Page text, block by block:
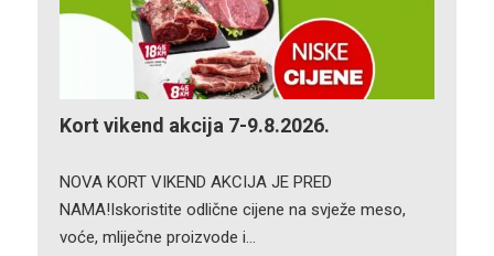
Kort vikend akcija 7-9.8.2026.
NOVA KORT VIKEND AKCIJA JE PRED
NAMA!Iskoristite odlične cijene na svježe meso,
voće, mliječne proizvode i…